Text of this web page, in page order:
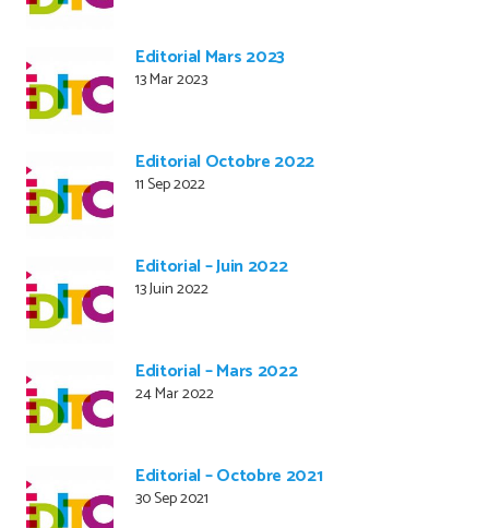
Editorial Mars 2023
13 Mar 2023
Editorial Octobre 2022
11 Sep 2022
Editorial – Juin 2022
13 Juin 2022
Editorial – Mars 2022
24 Mar 2022
Editorial – Octobre 2021
30 Sep 2021